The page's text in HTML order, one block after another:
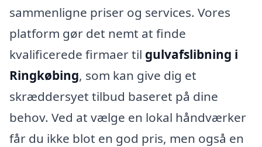
sammenligne priser og services. Vores
platform gør det nemt at finde
kvalificerede firmaer til gulvafslibning i
Ringkøbing, som kan give dig et
skræddersyet tilbud baseret på dine
behov. Ved at vælge en lokal håndværker
får du ikke blot en god pris, men også en